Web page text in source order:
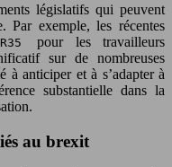
législatifs qui peuvent
Par exemple, les récentes
pour les travailleurs
sur de nombreuses
à anticiper et à s’adapter à
substantielle dans la
au brexit